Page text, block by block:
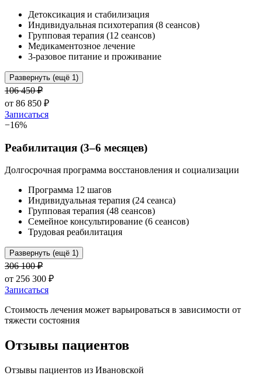
Детоксикация и стабилизация
Индивидуальная психотерапия (8 сеансов)
Групповая терапия (12 сеансов)
Медикаментозное лечение
3-разовое питание и проживание
Развернуть (ещё 1)
106 450₽
от 86 850 ₽
Записаться
−16%
Реабилитация (3–6 месяцев)
Долгосрочная программа восстановления и социализации
Программа 12 шагов
Индивидуальная терапия (24 сеанса)
Групповая терапия (48 сеансов)
Семейное консультирование (6 сеансов)
Трудовая реабилитация
Развернуть (ещё 1)
306 100₽
от 256 300 ₽
Записаться
Стоимость лечения может варьироваться в зависимости от
тяжести состояния
Отзывы пациентов
Отзывы пациентов из Ивановской